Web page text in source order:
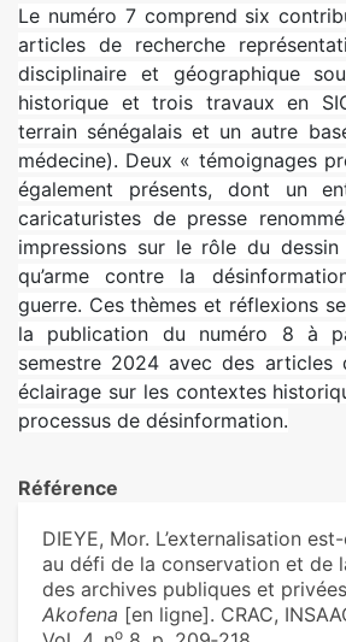
Le numéro 7 comprend six
articles de recherche
disciplinaire et géographique
historique et trois travaux en
terrain sénégalais et un autre
médecine). Deux « témoignages
également présents, dont un
caricaturistes de presse
impressions sur le rôle du
qu’arme contre la
guerre. Ces thèmes et réflexions
la publication du numéro 8 à
semestre 2024 avec des articles
éclairage sur les contextes
processus de désinformation.
Référence
DIEYE, Mor. L’externalisation
au défi de la conservation et de
des archives publiques et
Akofena [en ligne]. CRAC,
o